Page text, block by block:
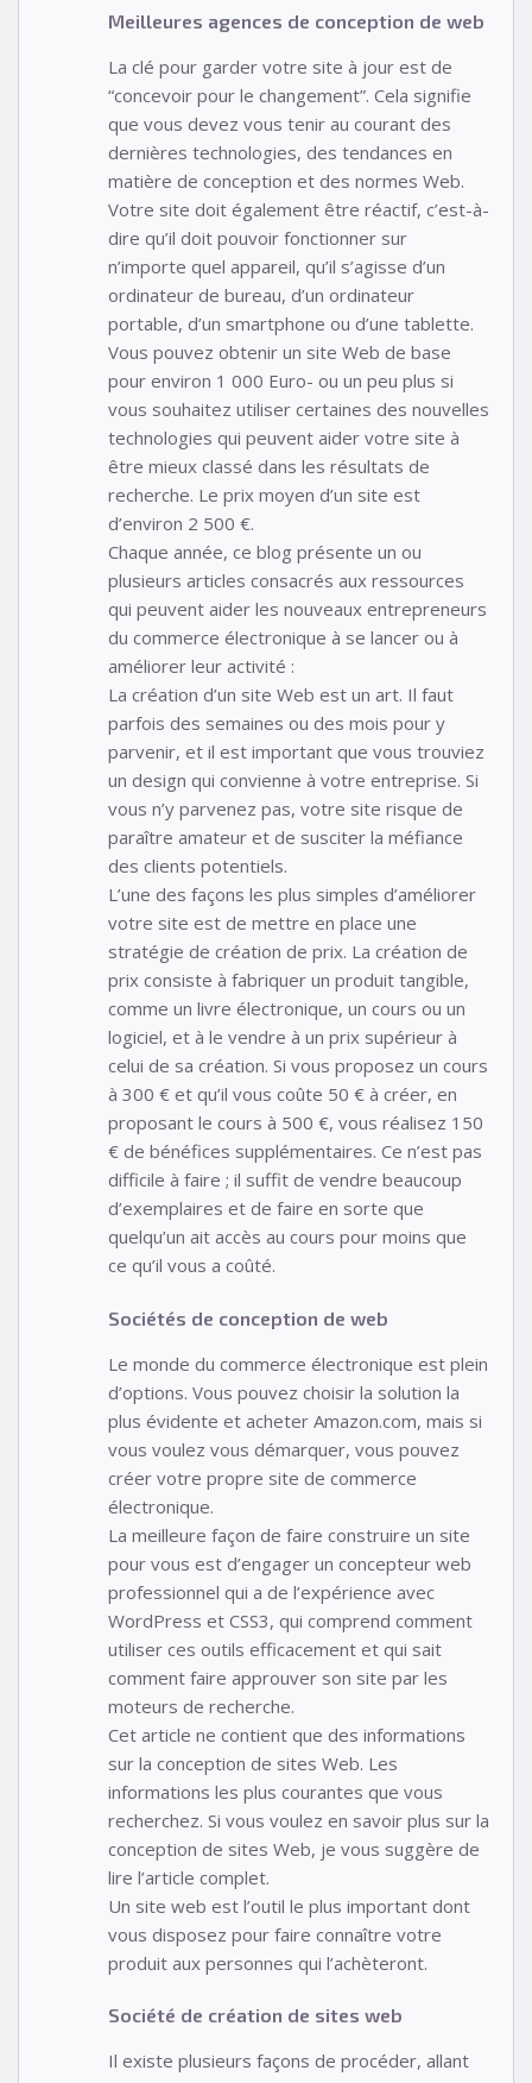
Meilleures agences de conception de web
La clé pour garder votre site à jour est de
“concevoir pour le changement”. Cela signifie
que vous devez vous tenir au courant des
dernières technologies, des tendances en
matière de conception et des normes Web.
Votre site doit également être réactif, c’est-à-
dire qu’il doit pouvoir fonctionner sur
n’importe quel appareil, qu’il s’agisse d’un
ordinateur de bureau, d’un ordinateur
portable, d’un smartphone ou d’une tablette.
Vous pouvez obtenir un site Web de base
pour environ 1 000 Euro- ou un peu plus si
vous souhaitez utiliser certaines des nouvelles
technologies qui peuvent aider votre site à
être mieux classé dans les résultats de
recherche. Le prix moyen d’un site est
d’environ 2 500 €.
Chaque année, ce blog présente un ou
plusieurs articles consacrés aux ressources
qui peuvent aider les nouveaux entrepreneurs
du commerce électronique à se lancer ou à
améliorer leur activité :
La création d’un site Web est un art. Il faut
parfois des semaines ou des mois pour y
parvenir, et il est important que vous trouviez
un design qui convienne à votre entreprise. Si
vous n’y parvenez pas, votre site risque de
paraître amateur et de susciter la méfiance
des clients potentiels.
L’une des façons les plus simples d’améliorer
votre site est de mettre en place une
stratégie de création de prix. La création de
prix consiste à fabriquer un produit tangible,
comme un livre électronique, un cours ou un
logiciel, et à le vendre à un prix supérieur à
celui de sa création. Si vous proposez un cours
à 300 € et qu’il vous coûte 50 € à créer, en
proposant le cours à 500 €, vous réalisez 150
€ de bénéfices supplémentaires. Ce n’est pas
difficile à faire ; il suffit de vendre beaucoup
d’exemplaires et de faire en sorte que
quelqu’un ait accès au cours pour moins que
ce qu’il vous a coûté.
Sociétés de conception de web
Le monde du commerce électronique est plein
d’options. Vous pouvez choisir la solution la
plus évidente et acheter Amazon.com, mais si
vous voulez vous démarquer, vous pouvez
créer votre propre site de commerce
électronique.
La meilleure façon de faire construire un site
pour vous est d’engager un concepteur web
professionnel qui a de l’expérience avec
WordPress et CSS3, qui comprend comment
utiliser ces outils efficacement et qui sait
comment faire approuver son site par les
moteurs de recherche.
Cet article ne contient que des informations
sur la conception de sites Web. Les
informations les plus courantes que vous
recherchez. Si vous voulez en savoir plus sur la
conception de sites Web, je vous suggère de
lire l’article complet.
Un site web est l’outil le plus important dont
vous disposez pour faire connaître votre
produit aux personnes qui l’achèteront.
Société de création de sites web
Il existe plusieurs façons de procéder, allant